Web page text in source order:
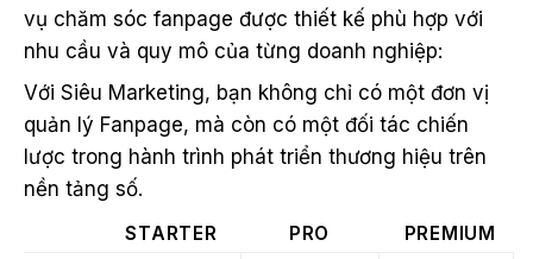
vụ chăm sóc fanpage được thiết kế phù hợp với
nhu cầu và quy mô của từng doanh nghiệp:
Với Siêu Marketing, bạn không chỉ có một đơn vị
quản lý Fanpage, mà còn có một đối tác chiến
lược trong hành trình phát triển thương hiệu trên
nền tảng số.
STARTER PRO PREMIUM